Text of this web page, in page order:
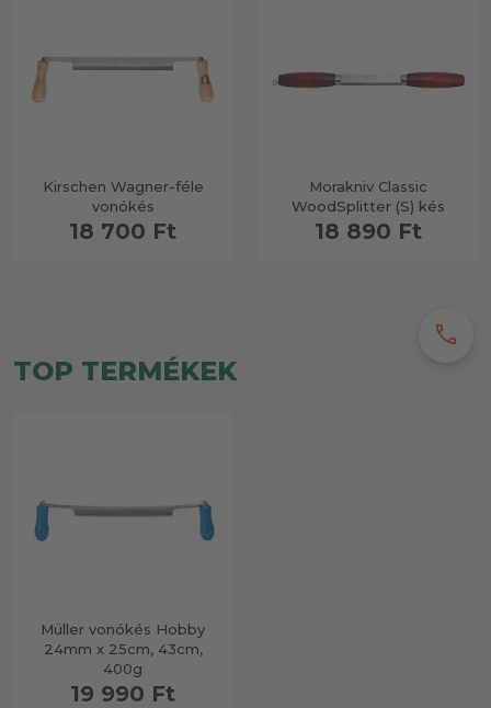
Kirschen Wagner-féle
vonókés
18 700 Ft
Morakniv Classic
WoodSplitter (S) kés
18 890 Ft
TOP TERMÉKEK
Müller vonókés Hobby
24mm x 25cm, 43cm,
400g
19 990 Ft
call